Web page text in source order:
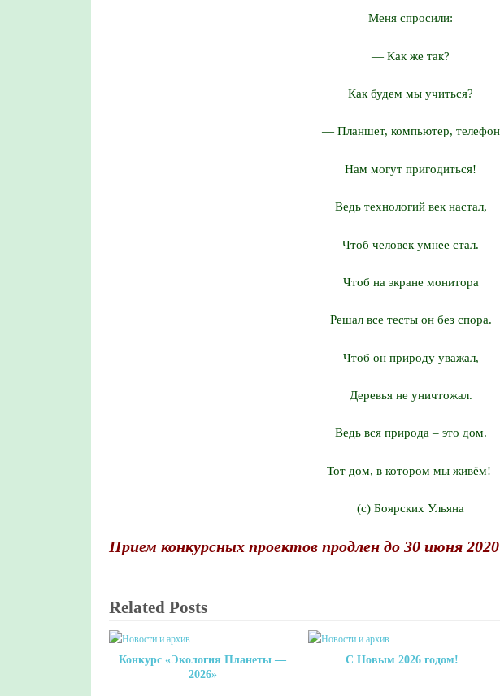
Меня спросили:
— Как же так?
Как будем мы учиться?
— Планшет, компьютер, телефон
Нам могут пригодиться!
Ведь технологий век настал,
Чтоб человек умнее стал.
Чтоб на экране монитора
Решал все тесты он без спора.
Чтоб он природу уважал,
Деревья не уничтожал.
Ведь вся природа – это дом.
Тот дом, в котором мы живём!
(с) Боярских Ульяна
Прием конкурсных проектов продлен до 30 июня 2020
Related Posts
Конкурс «Экология Планеты —
2026»
С Новым 2026 годом!